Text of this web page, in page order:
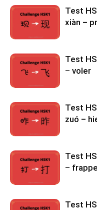
Test
xiàn –
Test
– voler
Test
zuó –
Test
–
Test